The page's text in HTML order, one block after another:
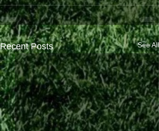
Recent Posts See All